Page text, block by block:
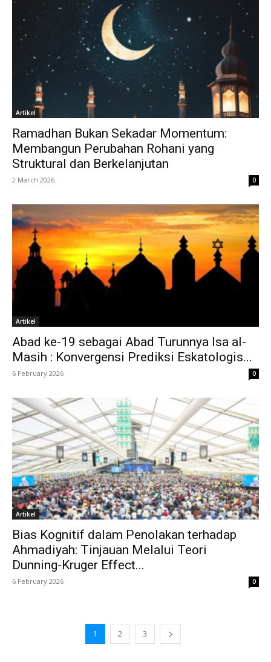
Artikel
Ramadhan Bukan Sekadar Momentum:
Membangun Perubahan Rohani yang
Struktural dan Berkelanjutan
2 March 2026 0
Artikel
Abad ke-19 sebagai Abad Turunnya Isa al-
Masih : Konvergensi Prediksi Eskatologis...
6 February 2026 0
Artikel
Bias Kognitif dalam Penolakan terhadap
Ahmadiyah: Tinjauan Melalui Teori
Dunning-Kruger Effect...
6 February 2026 0
1 2 3